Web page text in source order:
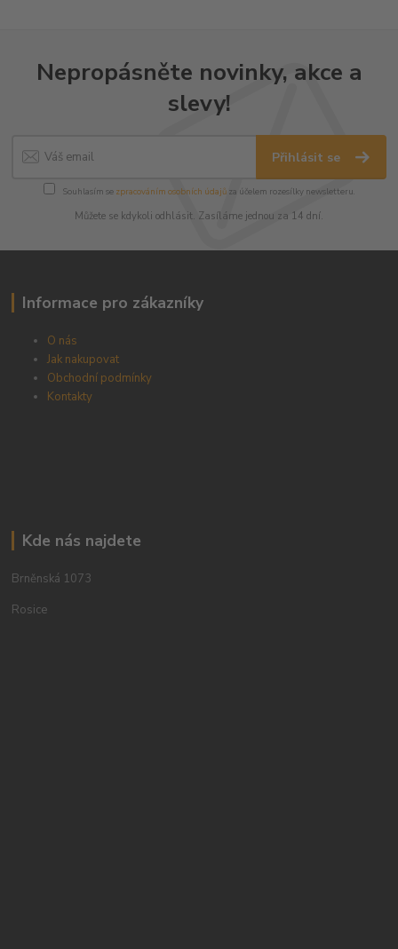
Nepropásněte novinky, akce a
slevy!
Přihlásit se
Souhlasím se zpracováním osobních údajůza účelem rozesílky newsletteru.
Můžete se kdykoli odhlásit. Zasíláme jednou za 14 dní.
Informace pro zákazníky
O nás
Jak nakupovat
Obchodní podmínky
Kontakty
Kde nás najdete
Brněnská 1073
Rosice